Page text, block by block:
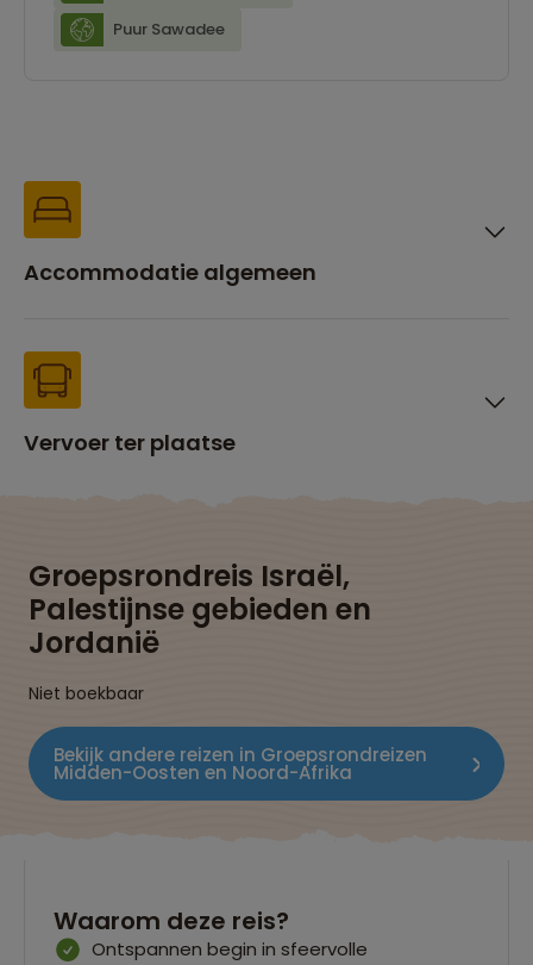
Een Puur Sawadee overnachting heeft op de
Puur Sawadee
Accommodatie algemeen
Vervoer ter plaatse
Groepsrondreis Israël,
Palestijnse gebieden en
Jordanië
Niet boekbaar
Bekijk andere reizen in Groepsrondreizen
Midden-Oosten en Noord-Afrika
Waarom deze reis?
Ontspannen begin in sfeervolle